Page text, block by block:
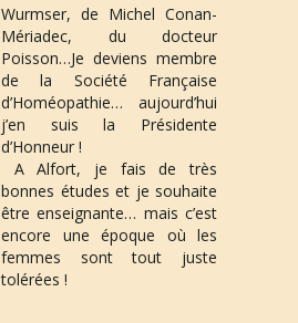
Wurmser, de Michel Conan-
Mériadec, du docteur
Poisson…Je deviens membre
de la Société Française
d’Homéopathie… aujourd’hui
j’en suis la Présidente
d’Honneur !
bonnes études et je souhaite
être enseignante… mais c’est
encore une époque où les
femmes sont tout juste
tolérées !